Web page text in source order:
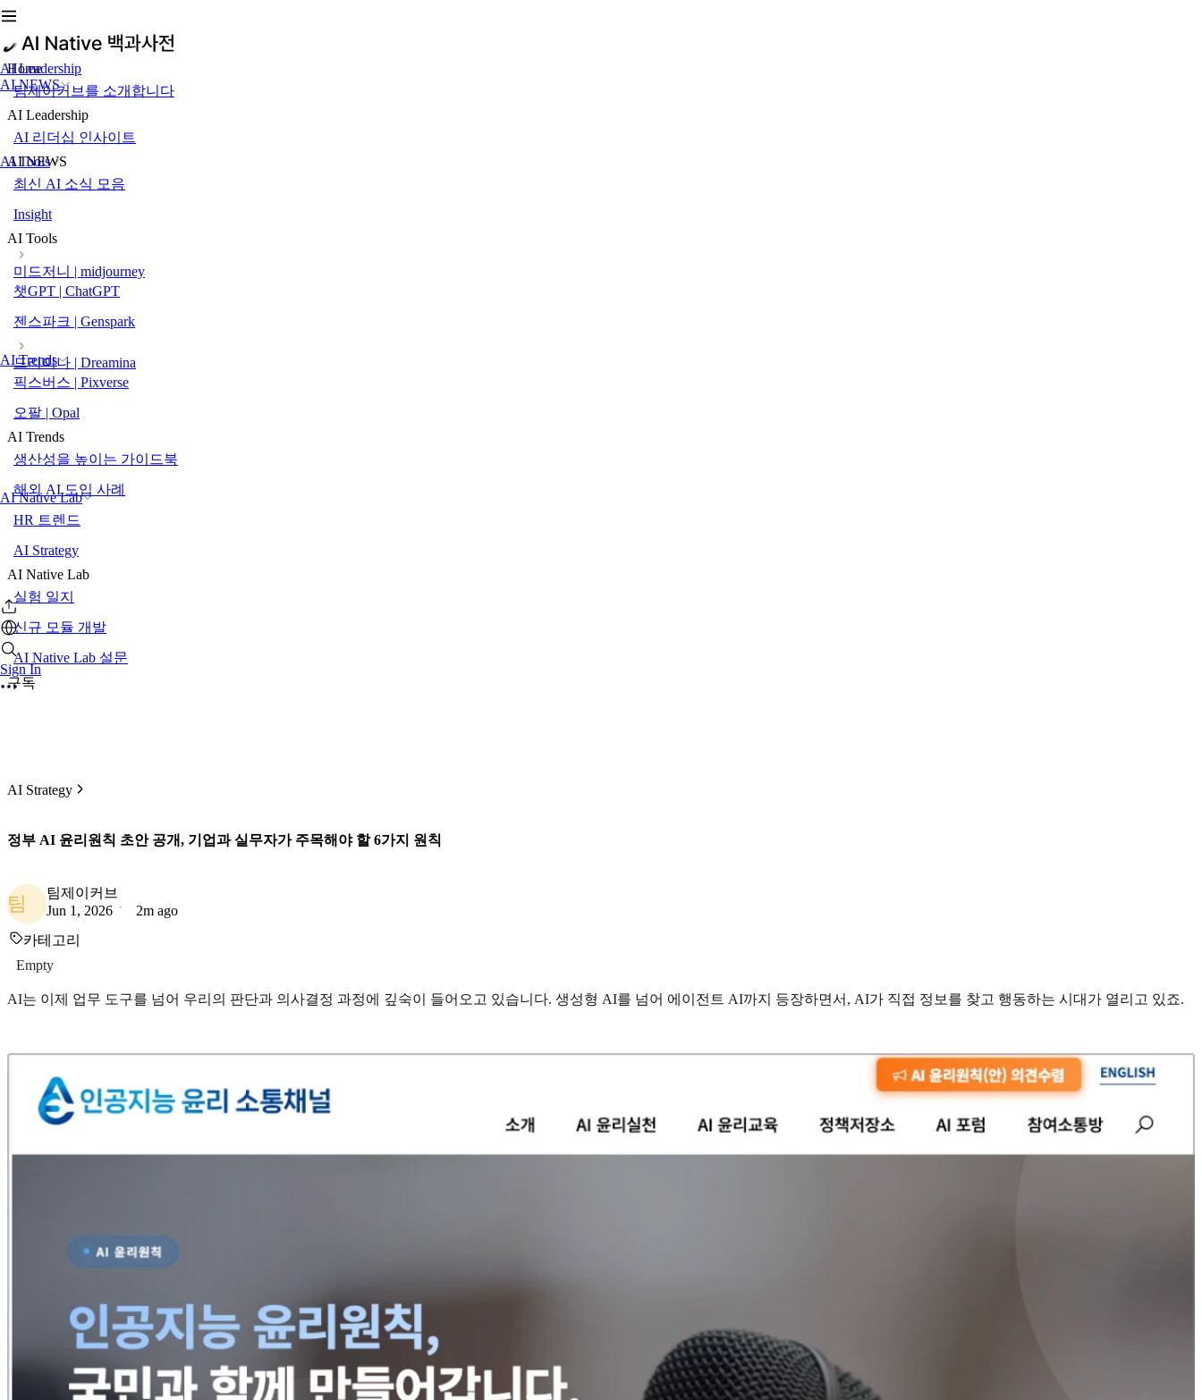
AI Leadership
AI NEWS
AI Tools
AI Trends
AI Native Lab
Sign In
Home
팀제이커브를 소개합니다
AI Leadership
AI 리더십 인사이트
AI NEWS
최신 AI 소식 모음
Insight
AI Tools
미드저니 | midjourney
챗GPT | ChatGPT
젠스파크 | Genspark
드리미나 | Dreamina
픽스버스 | Pixverse
오팔 | Opal
AI Trends
생산성을 높이는 가이드북
해외 AI 도입 사례
HR 트렌드
AI Strategy
AI Native Lab
실험 일지
신규 모듈 개발
AI Native Lab 설문
구독
AI Strategy
정부 AI 윤리원칙 초안 공개, 기업과 실무자가 주목해야 할 6가지 원칙
팀
팀제이커브
Jun 1, 2026
2m ago
카테고리
Empty
AI는 이제 업무 도구를 넘어 우리의 판단과 의사결정 과정에 깊숙이 들어오고 있습니다. 생성형 AI를 넘어 에이전트 AI까지 등장하면서, AI가 직접 정보를 찾고 행동하는 시대가 열리고 있죠.